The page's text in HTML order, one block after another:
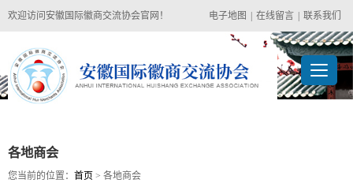
欢迎访问安徽国际徽商交流协会官网！ 电子地图 在线留言 联系我们
各地商会
您当前的位置： 首页 > 各地商会